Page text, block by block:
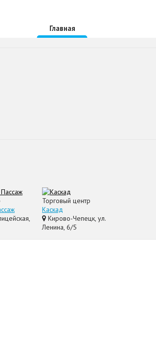
Главная
Торговый центр
Каскад
Кирово-Чепецк, ул.
Ленина, 6/5